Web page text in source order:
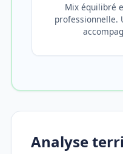
Mix équilibré
professionnelle.
Analyse